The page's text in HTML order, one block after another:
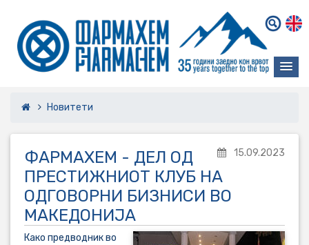
Новитети
15.09.2023
ФАРМАХЕМ - ДЕЛ ОД
ПРЕСТИЖНИОТ КЛУБ НА
ОДГОВОРНИ БИЗНИСИ ВО
МАКЕДОНИЈА
Како предводник во